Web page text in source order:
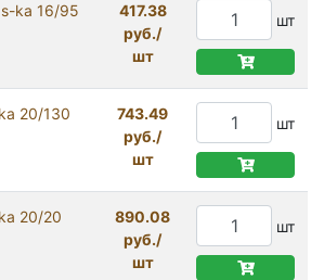
ka 16/95
417.38
руб./
шт
шт
20/130
743.49
руб./
шт
шт
20/20
890.08
руб./
шт
шт